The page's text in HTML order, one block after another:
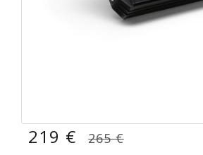
219 € 265 €